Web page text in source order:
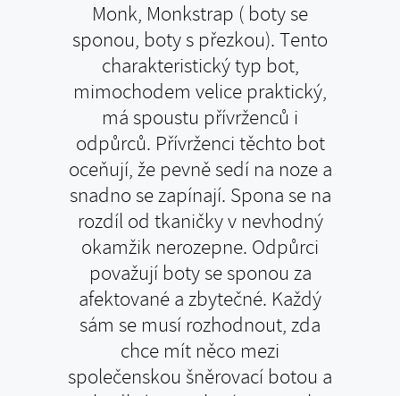
Monk, Monkstrap ( boty se
sponou, boty s přezkou). Tento
charakteristický typ bot,
mimochodem velice praktický,
má spoustu přívrženců i
odpůrců. Přívrženci těchto bot
oceňují, že pevně sedí na noze a
snadno se zapínají. Spona se na
rozdíl od tkaničky v nevhodný
okamžik nerozepne. Odpůrci
považují boty se sponou za
afektované a zbytečné. Každý
sám se musí rozhodnout, zda
chce mít něco mezi
společenskou šněrovací botou a